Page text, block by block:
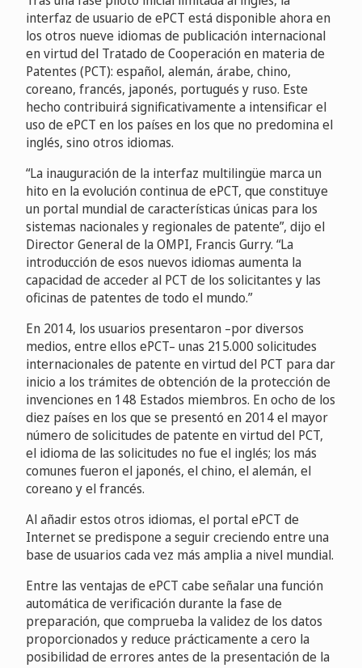
interfaz de usuario de ePCT está disponible ahora en
los otros nueve idiomas de publicación internacional
en virtud del Tratado de Cooperación en materia de
Patentes (PCT): español, alemán, árabe, chino,
coreano, francés, japonés, portugués y ruso. Este
hecho contribuirá significativamente a intensificar el
uso de ePCT en los países en los que no predomina el
inglés, sino otros idiomas.
“La inauguración de la interfaz multilingüe marca un
hito en la evolución continua de ePCT, que constituye
un portal mundial de características únicas para los
sistemas nacionales y regionales de patente”, dijo el
Director General de la OMPI, Francis Gurry. “La
introducción de esos nuevos idiomas aumenta la
capacidad de acceder al PCT de los solicitantes y las
oficinas de patentes de todo el mundo.”
En 2014, los usuarios presentaron –por diversos
medios, entre ellos ePCT– unas 215.000 solicitudes
internacionales de patente en virtud del PCT para dar
inicio a los trámites de obtención de la protección de
invenciones en 148 Estados miembros. En ocho de los
diez países en los que se presentó en 2014 el mayor
número de solicitudes de patente en virtud del PCT,
el idioma de las solicitudes no fue el inglés; los más
comunes fueron el japonés, el chino, el alemán, el
coreano y el francés.
Al añadir estos otros idiomas, el portal ePCT de
Internet se predispone a seguir creciendo entre una
base de usuarios cada vez más amplia a nivel mundial.
Entre las ventajas de ePCT cabe señalar una función
automática de verificación durante la fase de
preparación, que comprueba la validez de los datos
proporcionados y reduce prácticamente a cero la
posibilidad de errores antes de la presentación de la